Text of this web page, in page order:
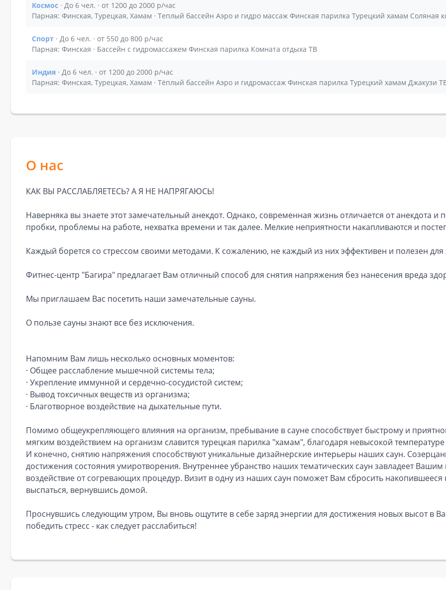
Космос · До 6 чел. · от 1200 до 2000 р/час
Парная: Финская, Турецкая, Хамам · Теплый бассейн Аэро и гидро массаж Финская парилка Турецкий хамам Соляная
Показать подробности зала Космос
Спорт · До 6 чел. · от 550 до 800 р/час
Парная: Финская · Бассейн с гидромассажем Финская парилка Комната отдыха ТВ
Показать подробности зала Спорт
Индия · До 6 чел. · от 1200 до 2000 р/час
Парная: Финская, Турецкая, Хамам · Тёплый бассейн Аэро и гидромассаж Финская парилка Турецкий хамам Джакузи
Показать подробности зала Индия
О нас
КАК ВЫ РАССЛАБЛЯЕТЕСЬ? А Я НЕ НАПРЯГАЮСЬ!
Наверняка вы знаете этот замечательный анекдот. Однако, современная жизнь отличается от анекдота и
пробки, проблемы на работе, нехватка времени и так далее. Мелкие неприятности накапливаются и
Каждый борется со стрессом своими методами. К сожалению, не каждый из них эффективен и полезен для
Фитнес-центр "Багира" предлагает Вам отличный способ для снятия напряжения без нанесения вреда
Мы приглашаем Вас посетить наши замечательные сауны.
О пользе сауны знают все без исключения.
Напомним Вам лишь несколько основных моментов:
· Общее расслабление мышечной системы тела;
· Укрепление иммунной и сердечно-сосудистой систем;
· Вывод токсичных веществ из организма;
· Благотворное воздействие на дыхательные пути.
Помимо общеукрепляющего влияния на организм, пребывание в сауне способствует быстрому и
мягким воздействием на организм славится турецкая парилка "хамам", благодаря невысокой
И конечно, снятию напряжения способствуют уникальные дизайнерские интерьеры наших саун.
достижения состояния умиротворения. Внутреннее убранство наших тематических саун завладеет
воздействие от согревающих процедур. Визит в одну из наших саун поможет Вам сбросить
выспаться, вернувшись домой.
Проснувшись следующим утром, Вы вновь ощутите в себе заряд энергии для достижения новых высот в
победить стресс - как следует расслабиться!